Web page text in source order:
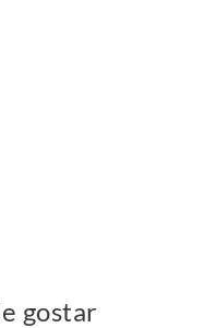
gostar